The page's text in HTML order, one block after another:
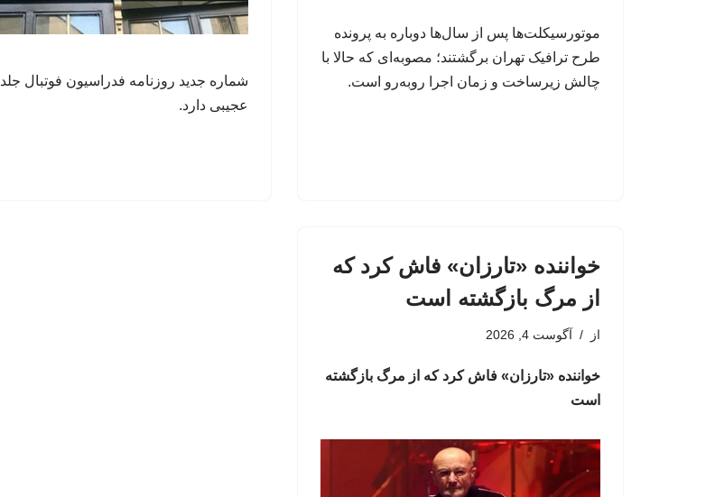
موتورسیکلت‌ها پس از سال‌ها دوباره به پرونده
طرح ترافیک تهران برگشتند؛ مصوبه‌ای که حالا با
چالش زیرساخت و زمان اجرا روبه‌رو است.
شماره جدید روزنامه فدراسیون فوتبال جلد
عجیبی دارد.
خواننده «تارزان» فاش کرد که
از مرگ بازگشته است
از آگوست 4, 2026
خواننده «تارزان» فاش کرد که از مرگ بازگشته
است